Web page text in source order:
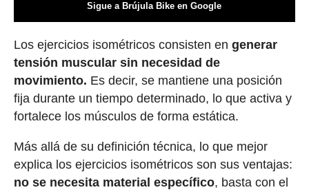
Sigue a Brújula Bike en Google
Los ejercicios isométricos consisten en generar
tensión muscular sin necesidad de
movimiento. Es decir, se mantiene una posición
fija durante un tiempo determinado, lo que activa y
fortalece los músculos de forma estática.
Más allá de su definición técnica, lo que mejor
explica los ejercicios isométricos son sus ventajas:
no se necesita material específico, basta con el